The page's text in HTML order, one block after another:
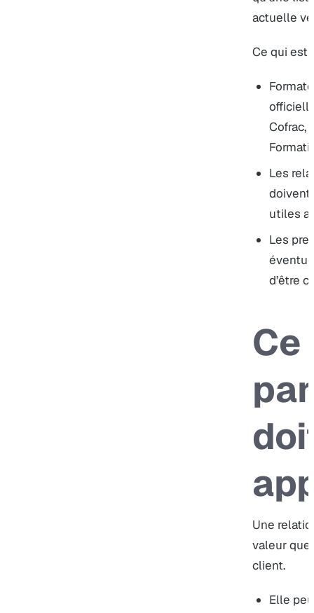
actuelle
Ce qui est
Cofrac,
Les
doivent
utiles
Les
d’être
Ce
Une
valeur que
client.
Elle